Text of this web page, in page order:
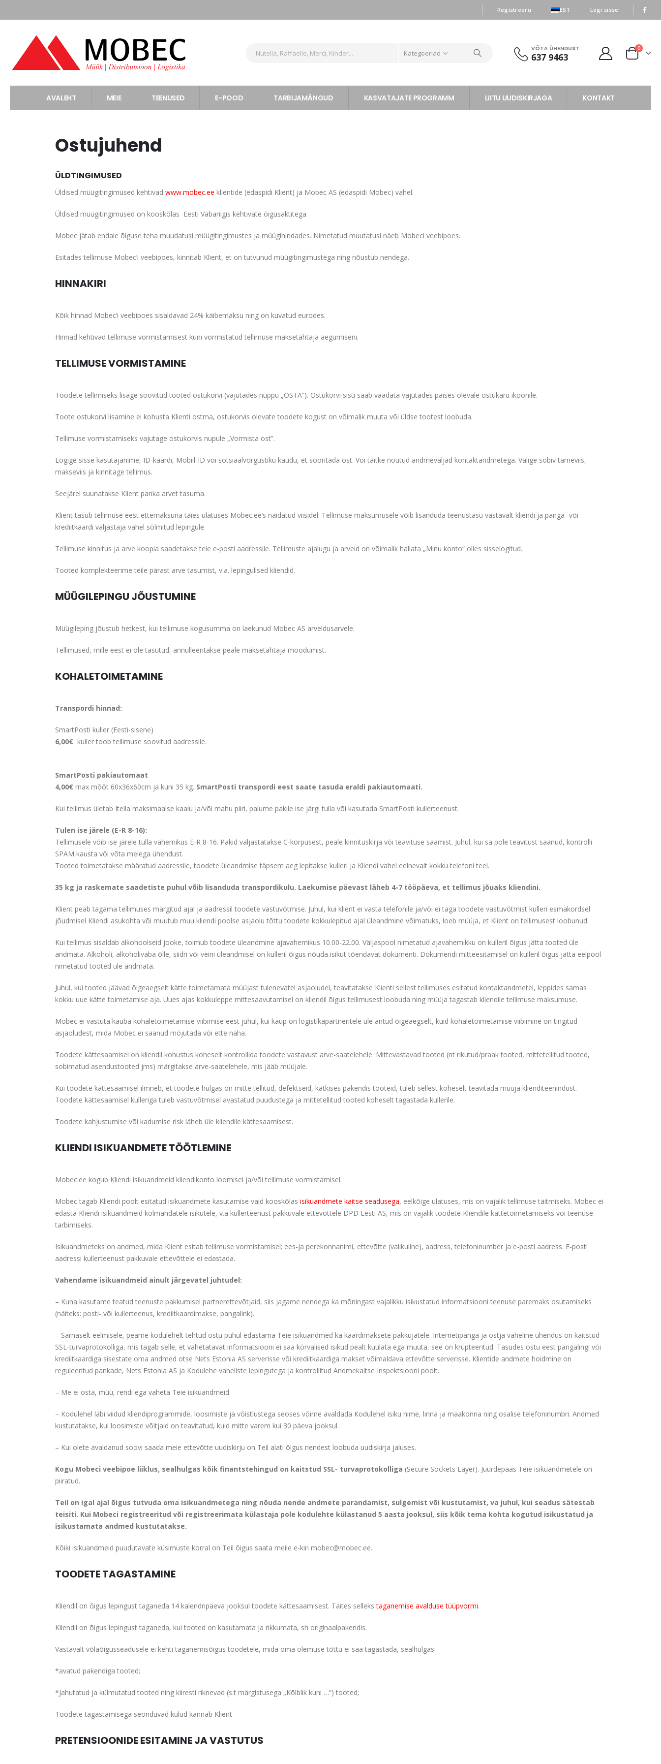
Registreeru EST Logi sisse
Kategooriad
VÕTA ÜHENDUST
637 9463
0
AVALEHT MEIE TEENUSED E-POOD TARBIJAMÄNGUD KASVATAJATE PROGRAMM LIITU UUDISKIRJAGA KONTAKT
Ostujuhend
ÜLDTINGIMUSED
Üldised müügitingimused kehtivad www.mobec.ee klientide (edaspidi Klient) ja Mobec AS (edaspidi Mobec) vahel.
Üldised müügitingimused on kooskõlas Eesti Vabariigis kehtivate õigusaktitega.
Mobec jätab endale õiguse teha muudatusi müügitingimustes ja müügihindades. Nimetatud muutatusi näeb Mobeci veebipoes.
Esitades tellimuse Mobec’i veebipoes, kinnitab Klient, et on tutvunud müügitingimustega ning nõustub nendega.
HINNAKIRI
Kõik hinnad Mobec’i veebipoes sisaldavad 24% käibemaksu ning on kuvatud eurodes.
Hinnad kehtivad tellimuse vormistamisest kuni vormistatud tellimuse maksetähtaja aegumiseni.
TELLIMUSE VORMISTAMINE
Toodete tellimiseks lisage soovitud tooted ostukorvi (vajutades nuppu „OSTA“). Ostukorvi sisu saab vaadata vajutades päises olevale ostukäru ikoonile.
Toote ostukorvi lisamine ei kohusta Klienti ostma, ostukorvis olevate toodete kogust on võimalik muuta või üldse tootest loobuda.
Tellimuse vormistamiseks vajutage ostukorvis nupule „Vormista ostˮ.
Logige sisse kasutajanime, ID-kaardi, Mobiil-ID või sotsiaalvõrgustiku kaudu, et sooritada ost. Või täitke nõutud andmeväljad kontaktandmetega. Valige sobiv tarneviis,
makseviis ja kinnitage tellimus.
Seejärel suunatakse Klient panka arvet tasuma.
Klient tasub tellimuse eest ettemaksuna täies ulatuses Mobec.ee’s näidatud viisidel. Tellimuse maksumusele võib lisanduda teenustasu vastavalt kliendi ja panga- või
krediitkaardi väljastaja vahel sõlmitud lepingule.
Tellimuse kinnitus ja arve koopia saadetakse teie e-posti aadressile. Tellimuste ajalugu ja arveid on võimalik hallata „Minu konto“ olles sisselogitud.
Tooted komplekteerime teile pärast arve tasumist, v.a. lepingulised kliendid.
MÜÜGILEPINGU JÕUSTUMINE
Müügileping jõustub hetkest, kui tellimuse kogusumma on laekunud Mobec AS arveldusarvele.
Tellimused, mille eest ei ole tasutud, annulleeritakse peale maksetähtaja möödumist.
KOHALETOIMETAMINE
Transpordi hinnad:
SmartPosti kuller (Eesti-sisene)
6,00€ kuller toob tellimuse soovitud aadressile.
SmartPosti pakiautomaat
4,00€ max mõõt 60x36x60cm ja kuni 35 kg. SmartPosti transpordi eest saate tasuda eraldi pakiautomaati.
Kui tellimus ületab Itella maksimaalse kaalu ja/või mahu piiri, palume pakile ise järgi tulla või kasutada SmartPosti kullerteenust.
Tulen ise järele (E-R 8-16):
Tellimusele võib ise järele tulla vahemikus E-R 8-16. Pakid väljastatakse C-korpusest, peale kinnituskirja või teavituse saamist. Juhul, kui sa pole teavitust saanud, kontrolli
SPAM kausta või võta meiega ühendust.
Tooted toimetatakse määratud aadressile, toodete üleandmise täpsem aeg lepitakse kulleri ja Kliendi vahel eelnevalt kokku telefoni teel.
35 kg ja raskemate saadetiste puhul võib lisanduda transpordikulu. Laekumise päevast läheb 4-7 tööpäeva, et tellimus jõuaks kliendini.
Klient peab tagama tellimuses märgitud ajal ja aadressil toodete vastuvõtmise. Juhul, kui klient ei vasta telefonile ja/või ei taga toodete vastuvõtmist kulleri esmakordsel
jõudmisel Kliendi asukohta või muutub muu kliendi poolse asjaolu tõttu toodete kokkulepitud ajal üleandmine võimatuks, loeb müüja, et Klient on tellimusest loobunud.
Kui tellimus sisaldab alkohoolseid jooke, toimub toodete üleandmine ajavahemikus 10.00-22.00. Väljaspool nimetatud ajavahemikku on kulleril õigus jätta tooted üle
andmata. Alkoholi, alkoholivaba õlle, siidri või veini üleandmisel on kulleril õigus nõuda isikut tõendavat dokumenti. Dokumendi mitteesitamisel on kulleril õigus jätta eelpool
nimetatud tooted üle andmata.
Juhul, kui tooted jäävad õigeaegselt kätte toimetamata müüjast tulenevatel asjaoludel, teavitatakse Klienti sellest tellimuses esitatud kontaktandmetel, leppides samas
kokku uue kätte toimetamise aja. Uues ajas kokkuleppe mittesaavutamisel on kliendil õigus tellimusest loobuda ning müüja tagastab kliendile tellimuse maksumuse.
Mobec ei vastuta kauba kohaletoimetamise viibimise eest juhul, kui kaup on logistikapartneritele üle antud õigeaegselt, kuid kohaletoimetamise viibimine on tingitud
asjaoludest, mida Mobec ei saanud mõjutada või ette näha.
Toodete kättesaamisel on kliendil kohustus koheselt kontrollida toodete vastavust arve-saatelehele. Mittevastavad tooted (nt rikutud/praak tooted, mittetellitud tooted,
sobimatud asendustooted jms) märgitakse arve-saatelehele, mis jääb müüjale.
Kui toodete kättesaamisel ilmneb, et toodete hulgas on mitte tellitud, defektseid, katkises pakendis tooteid, tuleb sellest koheselt teavitada müüja klienditeenindust.
Toodete kättesaamisel kulleriga tuleb vastuvõtmisel avastatud puudustega ja mittetellitud tooted koheselt tagastada kullerile.
Toodete kahjustumise või kadumise risk läheb üle kliendile kättesaamisest.
KLIENDI ISIKUANDMETE TÖÖTLEMINE
Mobec.ee kogub Kliendi isikuandmeid kliendikonto loomisel ja/või tellimuse vormistamisel.
Mobec tagab Kliendi poolt esitatud isikuandmete kasutamise vaid kooskõlas isikuandmete kaitse seadusega, eelkõige ulatuses, mis on vajalik tellimuse täitmiseks. Mobec ei
edasta Kliendi isikuandmeid kolmandatele isikutele, v.a kullerteenust pakkuvale ettevõttele DPD Eesti AS, mis on vajalik toodete Kliendile kättetoimetamiseks või teenuse
tarbimiseks.
Isikuandmeteks on andmed, mida Klient esitab tellimuse vormistamisel; ees-ja perekonnanimi, ettevõtte (valikuline), aadress, telefoninumber ja e-posti aadress. E-posti
aadressi kullerteenust pakkuvale ettevõttele ei edastada.
Vahendame isikuandmeid ainult järgevatel juhtudel:
– Kuna kasutame teatud teenuste pakkumisel partnerettevõtjaid, siis jagame nendega ka mõningast vajalikku isikustatud informatsiooni teenuse paremaks osutamiseks
(näiteks: posti- või kullerteenus, krediitkaardimakse, pangalink).
– Sarnaselt eelmisele, peame kodulehelt tehtud ostu puhul edastama Teie isikuandmed ka kaardimaksete pakkujatele. Internetipanga ja ostja vaheline ühendus on kaitstud
SSL-turvaprotokolliga, mis tagab selle, et vahetatavat informatsiooni ei saa kõrvalised isikud pealt kuulata ega muuta, see on krüpteeritud. Tasudes ostu eest pangalingi või
krediitkaardiga sisestate oma andmed otse Nets Estonia AS serverisse või krediitkaardiga makset võimaldava ettevõtte serverisse. Klientide andmete hoidmine on
reguleeritud pankade, Nets Estonia AS ja Kodulehe vaheliste lepingutega ja kontrollitud Andmekaitse Inspektsiooni poolt.
– Me ei osta, müü, rendi ega vaheta Teie isikuandmeid.
– Kodulehel läbi viidud kliendiprogrammide, loosimiste ja võistlustega seoses võime avaldada Kodulehel isiku nime, linna ja maakonna ning osalise telefoninumbri. Andmed
kustutatakse, kui loosimiste võitjaid on teavitatud, kuid mitte varem kui 30 päeva jooksul.
– Kui olete avaldanud soovi saada meie ettevõtte uudiskirju on Teil alati õigus nendest loobuda uudiskirja jaluses.
Kogu Mobeci veebipoe liiklus, sealhulgas kõik finantstehingud on kaitstud SSL- turvaprotokolliga (Secure Sockets Layer). Juurdepääs Teie isikuandmetele on
piiratud.
Teil on igal ajal õigus tutvuda oma isikuandmetega ning nõuda nende andmete parandamist, sulgemist või kustutamist, va juhul, kui seadus sätestab
teisiti. Kui Mobeci registreeritud või registreerimata külastaja pole kodulehte külastanud 5 aasta jooksul, siis kõik tema kohta kogutud isikustatud ja
isikustamata andmed kustutatakse.
Kõiki isikuandmeid puudutavate küsimuste korral on Teil õigus saata meile e-kiri mobec@mobec.ee.
TOODETE TAGASTAMINE
Kliendil on õigus lepingust taganeda 14 kalendripäeva jooksul toodete kättesaamisest. Täites sellekstaganemise avalduse tüüpvormi.
Kliendil on õigus lepingust taganeda, kui tooted on kasutamata ja rikkumata, sh originaalpakendis.
Vastavalt võlaõigusseadusele ei kehti taganemisõigus toodetele, mida oma olemuse tõttu ei saa tagastada, sealhulgas:
*avatud pakendiga tooted;
*Jahutatud ja külmutatud tooted ning kiiresti riknevad (s.t märgistusega „Kõlblik kuni …“) tooted;
Toodete tagastamisega seonduvad kulud kannab Klient
PRETENSIOONIDE ESITAMINE JA VASTUTUS